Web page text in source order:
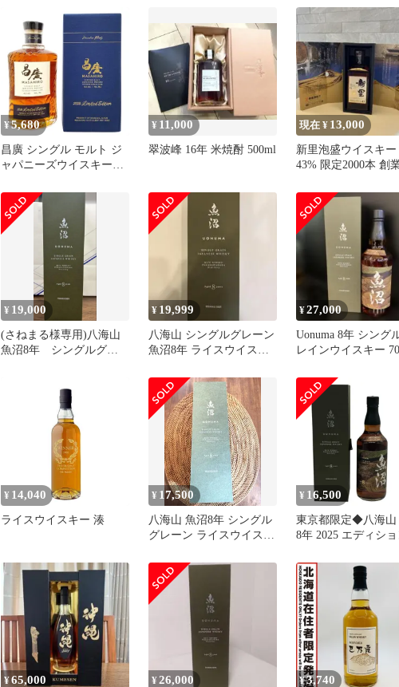
¥5,680
昌廣 シングル モルト ジ
ャパニーズウイスキー
ョン 43度 箱付 700ml ま
さひろ酒造 沖縄 ウイス
キー ^YAMHLEJG^
¥ 11,000
翠波峰 16年 米焼酎 500ml
現在 ¥ 13,000
新里泡盛ウイスキー
43% 限定2000本 創業
¥ 19,000
(さねまる様専用)八海山
魚沼8年 シングルグレ
¥ 19,999
八海山 シングルグレーン
魚沼8年 ライスウイスキ
¥27,000
Uonuma 8年 シング
レインウイスキー
¥ 14,040
ライスウイスキー 湊
¥ 17,500
八海山 魚沼8年 シングル
グレーン ライスウイスキ
¥ 16,500
東京都限定◆八海山
8年 2025 エディショ
¥65,000 ¥26,000 ¥3,740